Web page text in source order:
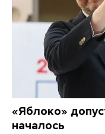
«Яблоко»
началось